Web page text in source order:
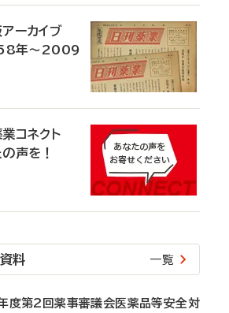
アーカイブ
年～2009
業コネクト
声を！
料 一覧
度第2回薬事審議会医薬品等安全対